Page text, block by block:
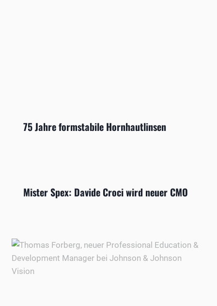
75 Jahre formstabile Hornhautlinsen
Mister Spex: Davide Croci wird neuer CMO